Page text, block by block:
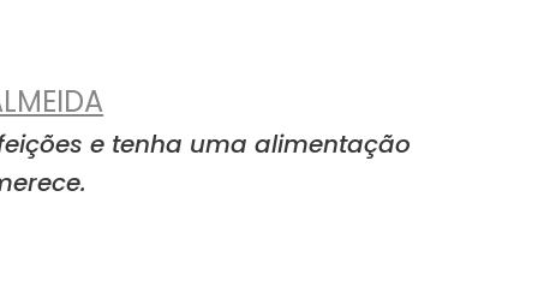
e tenha uma alimentação